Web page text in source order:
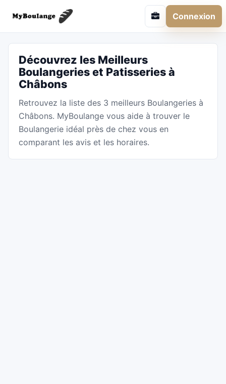
Connexion
Découvrez les Meilleurs
Boulangeries et Patisseries à
Châbons
Retrouvez la liste des 3 meilleurs Boulangeries à
Châbons. MyBoulange vous aide à trouver le
Boulangerie idéal près de chez vous en
comparant les avis et les horaires.